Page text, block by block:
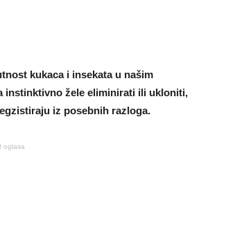
kukaca i insekata u našim
instinktivno žele eliminirati ili ukloniti,
iz posebnih razloga.
oglasa